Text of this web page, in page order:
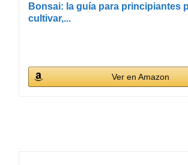
Bonsai: la guía para principiantes
cultivar,...
Ver en Amazon